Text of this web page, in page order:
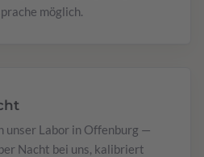
möglich.
unser Labor in Offenburg —
Nacht bei uns, kalibriert